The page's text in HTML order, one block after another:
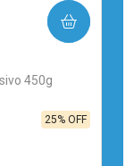
450g
25% OFF
COMPRAR